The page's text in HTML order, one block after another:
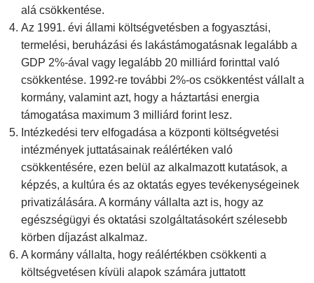
alá csökkentése.
Az 1991. évi állami költségvetésben a fogyasztási,
termelési, beruházási és lakástámogatásnak legalább a
GDP 2%-ával vagy legalább 20 milliárd forinttal való
csökkentése. 1992-re további 2%-os csökkentést vállalt a
kormány, valamint azt, hogy a háztartási energia
támogatása maximum 3 milliárd forint lesz.
Intézkedési terv elfogadása a központi költségvetési
intézmények juttatásainak reálértéken való
csökkentésére, ezen belül az alkalmazott kutatások, a
képzés, a kultúra és az oktatás egyes tevékenységeinek
privatizálására. A kormány vállalta azt is, hogy az
egészségügyi és oktatási szolgáltatásokért szélesebb
körben díjazást alkalmaz.
A kormány vállalta, hogy reálértékben csökkenti a
költségvetésen kívüli alapok számára juttatott